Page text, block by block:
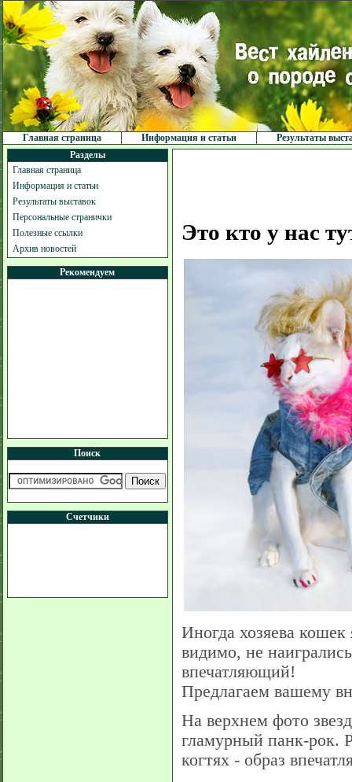
Главная страница Информация и статьи
Результаты
Разделы
Главная страница
Информация и статьи
Результаты выставок
Персональные странички
Полезные ссылки
Архив новостей
Рекомендуем
Поиск
Счетчики
Это кто у нас
Иногда хозяева
видимо, не
впечатляющий!
Предлагаем вашему
На верхнем фото
гламурный панк-рок.
когтях - образ